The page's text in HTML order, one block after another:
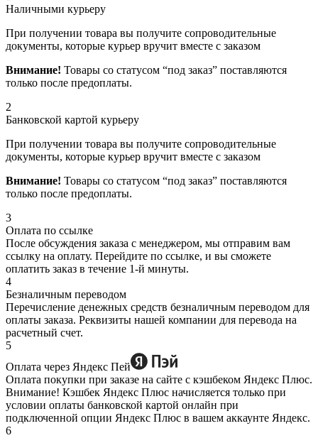
Наличными курьеру
При получении товара вы получите сопроводительные
документы, которые курьер вручит вместе с заказом
Внимание! Товары со статусом “под заказ” поставляются
только после предоплаты.
2
Банковской картой курьеру
При получении товара вы получите сопроводительные
документы, которые курьер вручит вместе с заказом
Внимание! Товары со статусом “под заказ” поставляются
только после предоплаты.
3
Оплата по ссылке
После обсуждения заказа с менеджером, мы отправим вам
ссылку на оплату. Перейдите по ссылке, и вы сможете
оплатить заказ в течение 1-й минуты.
4
Безналичным переводом
Перечисление денежных средств безналичным переводом для
оплаты заказа. Реквизиты нашей компании для перевода на
расчетный счет.
5
Оплата через Яндекс Пей
Оплата покупки при заказе на сайте с кэшбеком Яндекс Плюс.
Внимание! Кэшбек Яндекс Плюс начисляется только при
условии оплаты банковской картой онлайн при
подключенной опции Яндекс Плюс в вашем аккаунте Яндекс.
6